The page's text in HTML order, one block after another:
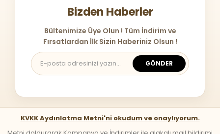
Bizden Haberler
Bültenimize Üye Olun ! Tüm İndirim ve
Fırsatlardan İlk Sizin Haberiniz Olsun !
GÖNDER
KVKK Aydınlatma Metni'ni okudum ve onaylıyorum.